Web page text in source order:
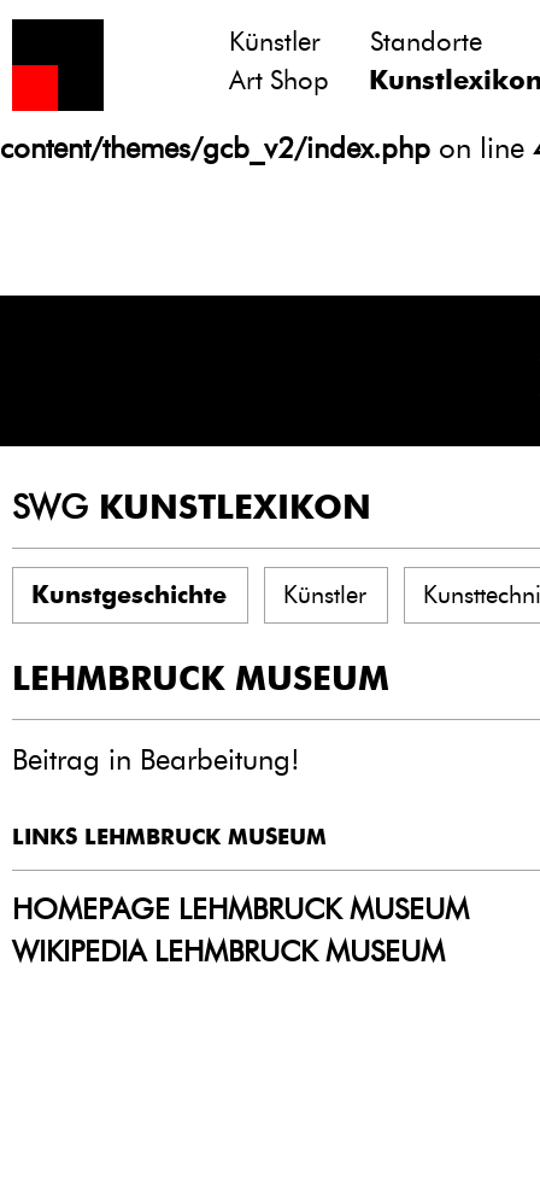
Notice
: Undefined variable: atts in
/homepages/21/d13550920/htdocs/
content/themes/gcb_v2/index.php on line
Künstler
Standorte
Art Shop
SWG KUNSTLEXIKON
Kunstgeschichte Künstler
LEHMBRUCK MUSEUM
Beitrag in Bearbeitung!
LINKS LEHMBRUCK MUSEUM
HOMEPAGE LEHMBRUCK MUSEUM
WIKIPEDIA LEHMBRUCK MUSEUM